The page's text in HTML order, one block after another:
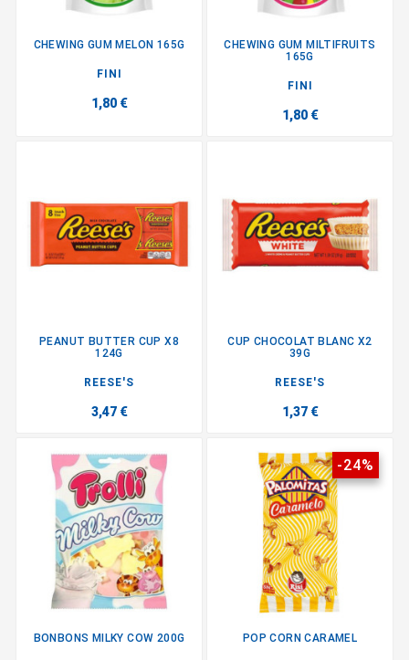
CHEWING GUM MELON 165G
FINI
1,80 €
CHEWING GUM MILTIFRUITS
165G
FINI
1,80 €
PEANUT BUTTER CUP X8
124G
REESE'S
3,47 €
CUP CHOCOLAT BLANC X2
39G
REESE'S
1,37 €
BONBONS MILKY COW 200G
-24%
POP CORN CARAMEL